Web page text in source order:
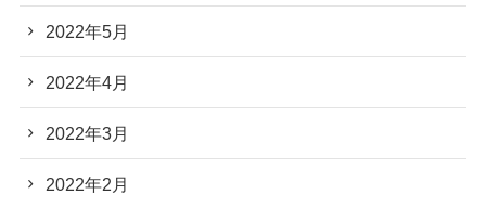
2022年5月
2022年4月
2022年3月
2022年2月